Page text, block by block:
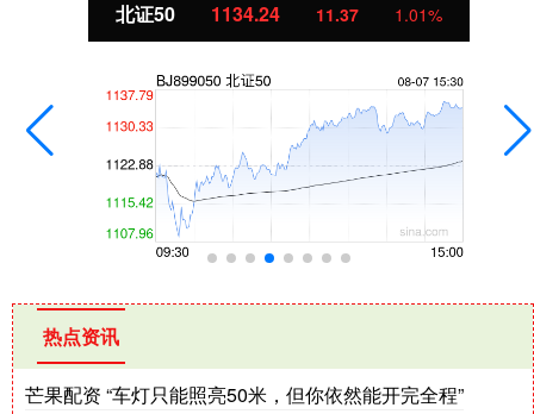
北证50 1134.24 11.37 1.01%
热点资讯
芒果配资 “车灯只能照亮50米，但你依然能开完全程”